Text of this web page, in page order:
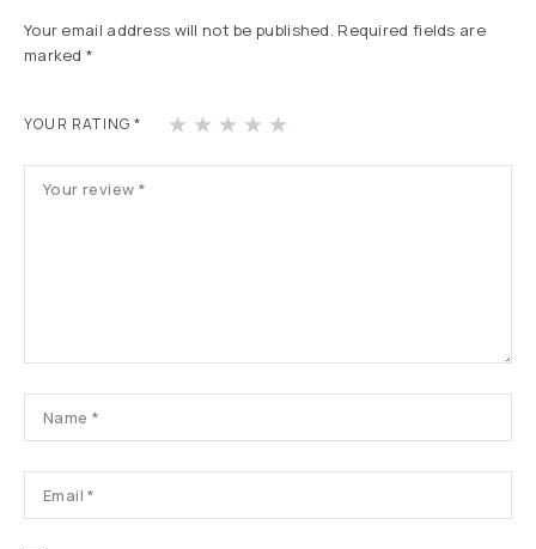
Your email address will not be published. Required fields are
marked*
YOUR RATING* 1 2 3 4